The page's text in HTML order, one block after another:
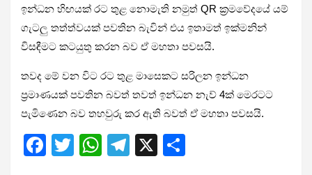
ඉන්ධන හිඟයක් රට තුළ නොමැති නමුත් QR ක්‍රමවේදයේ යම්
ගැටලු තත්ත්වයක් පවතින බැවින් එය ඉතාමත් ඉක්මනින්
විසඳීමට කටයුතු කරන බව ඒ මහතා පවසයි.
තවද මේ වන විට රට තුළ මාසෙකට සරිලන ඉන්ධන
ප්‍රමාණයක් පවතින බවත් තවත් ඉන්ධන නැව් 4ක් මෙරටට
පැමිණෙන බව තහවුරු කර ඇති බවත් ඒ මහතා පවසයි.
F
T
W T
X